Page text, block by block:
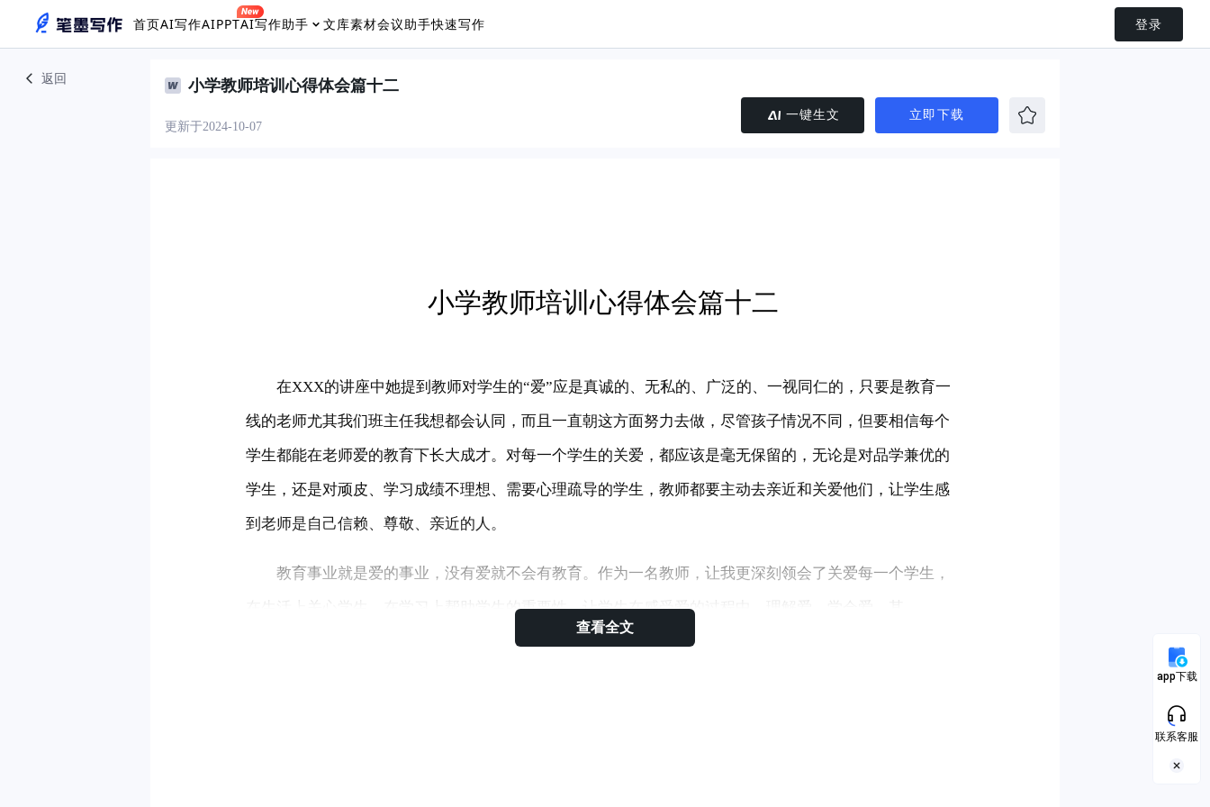
首页AI写作AIPPTAI写作助手 文库素材会议助手快速写作 登录
app下载
联系客服
返回 小学教师培训心得体会篇十二
更新于2024-10-07
一键生文 立即下载
小学教师培训心得体会篇十二
在XXX的讲座中她提到教师对学生的“爱”应是真诚的、无私的、广泛的、一视同仁的，只要是教育一
线的老师尤其我们班主任我想都会认同，而且一直朝这方面努力去做，尽管孩子情况不同，但要相信每个
学生都能在老师爱的教育下长大成才。对每一个学生的关爱，都应该是毫无保留的，无论是对品学兼优的
学生，还是对顽皮、学习成绩不理想、需要心理疏导的学生，教师都要主动去亲近和关爱他们，让学生感
到老师是自己信赖、尊敬、亲近的人。
教育事业就是爱的事业，没有爱就不会有教育。作为一名教师，让我更深刻领会了关爱每一个学生，
在生活上关心学生，在学习上帮助学生的重要性，让学生在感受爱的过程中，理解爱，学会爱。其
查看全文